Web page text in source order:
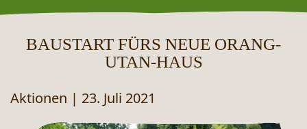
BAUSTART FÜRS NEUE ORANG-
UTAN-HAUS
Aktionen | 23. Juli 2021